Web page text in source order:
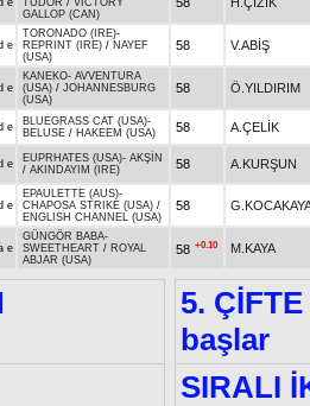
e TUDOR / VICTORY
GALLOP (CAN)
e
TORONADO (IRE)-
REPRINT (IRE) / NAYEF
(USA)
58 V.ABİŞ
e
KANEKO- AVVENTURA
(USA) / JOHANNESBURG
(USA)
58 Ö.YILDIRIM
e BLUEGRASS CAT (USA)-
BELUSE / HAKEEM (USA) 58 A.ÇELİK
e EUPRHATES (USA)- AKŞİN
/ AKINDAYIM (IRE) 58 A.KURŞUN
e
EPAULETTE (AUS)-
CHAPOSA STRIKE (USA) /
ENGLISH CHANNEL (USA)
58
e
GÜNGÖR BABA-
SWEETHEART / ROYAL
ABJAR (USA)
58 +0.10 M.KAYA
5.
başlar
SIRALI